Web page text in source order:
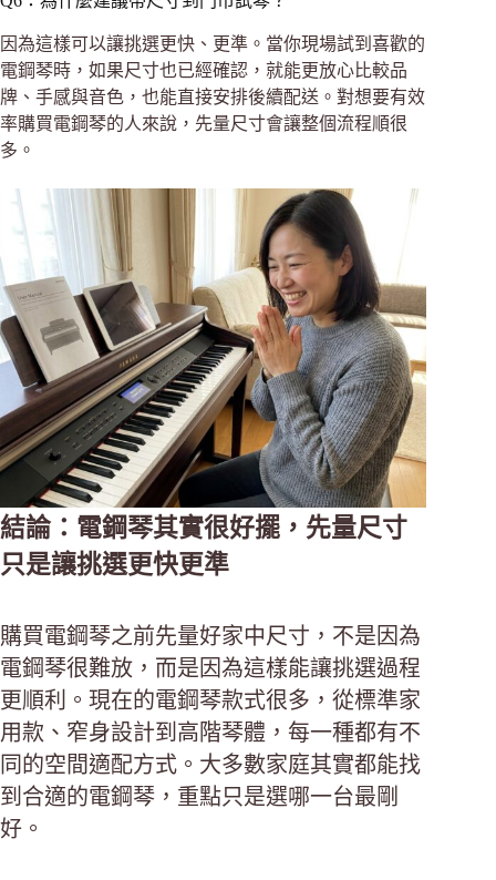
因為這樣可以讓挑選更快、更準。當你現場試到喜歡的
電鋼琴時，如果尺寸也已經確認，就能更放心比較品
牌、手感與音色，也能直接安排後續配送。對想要有效
率購買電鋼琴的人來說，先量尺寸會讓整個流程順很
多。
結論：電鋼琴其實很好擺，先量尺寸
只是讓挑選更快更準
購買電鋼琴之前先量好家中尺寸，不是因為
電鋼琴很難放，而是因為這樣能讓挑選過程
更順利。現在的電鋼琴款式很多，從標準家
用款、窄身設計到高階琴體，每一種都有不
同的空間適配方式。大多數家庭其實都能找
到合適的電鋼琴，重點只是選哪一台最剛
好。